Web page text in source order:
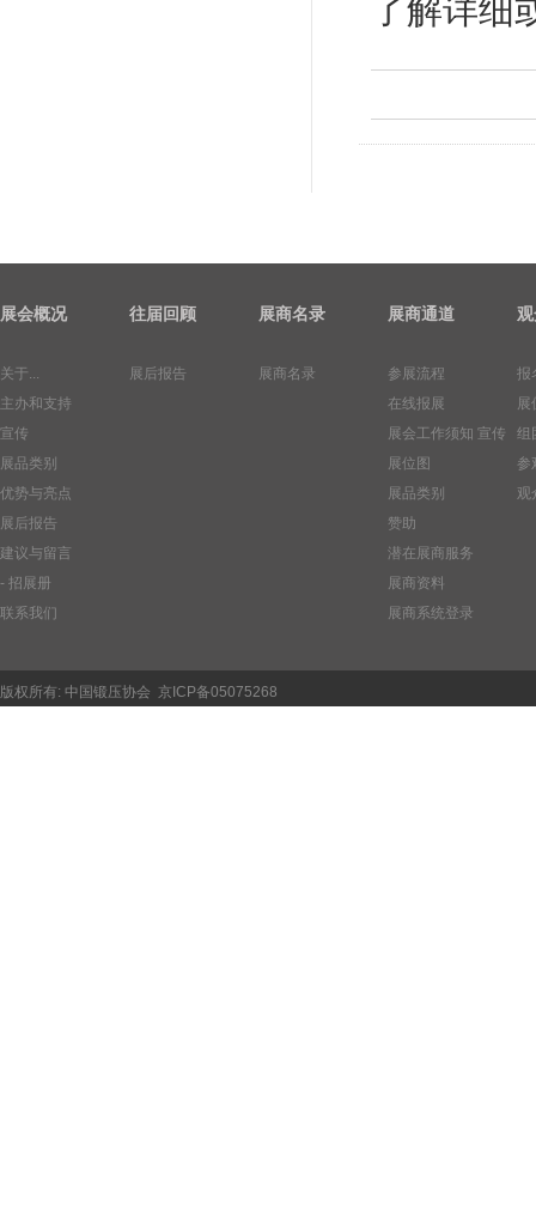
了解详
展会概况
关于...
主办和支持
宣传
展品类别
优势与亮点
展后报告
建议与留言
- 招展册
联系我们
往届回顾
展后报告
展商名录
展商名录
展商通道
参展流程
在线报展
展会工作须知 宣传
展位图
展品类别
赞助
潜在展商服务
展商资料
展商系统登录
报
展
组
参
观
版权所有: 中国锻压协会 京ICP备05075268